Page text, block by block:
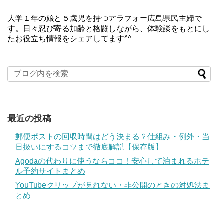
大学１年の娘と５歳児を持つアラフォー広島県民主婦で
す。日々忍び寄る加齢と格闘しながら、体験談をもとにし
たお役立ち情報をシェアしてます^^
最近の投稿
郵便ポストの回収時間はどう決まる？仕組み・例外・当
日扱いにするコツまで徹底解説【保存版】
Agodaの代わりに使うならココ！安心して泊まれるホテ
ル予約サイトまとめ
YouTubeクリップが見れない・非公開のときの対処法ま
とめ